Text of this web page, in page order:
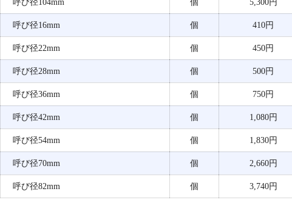
呼び径104mm 個 5,300円
呼び径16mm 個 410円
呼び径22mm 個 450円
呼び径28mm 個 500円
呼び径36mm 個 750円
呼び径42mm 個 1,080円
呼び径54mm 個 1,830円
呼び径70mm 個 2,660円
呼び径82mm 個 3,740円